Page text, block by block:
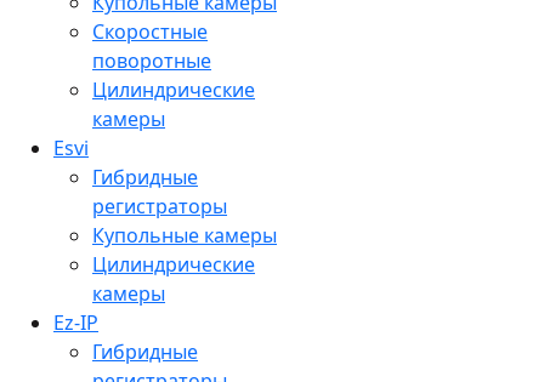
Скоростные
поворотные
Цилиндрические
камеры
Esvi
Гибридные
регистраторы
Купольные камеры
Цилиндрические
камеры
Ez-IP
Гибридные